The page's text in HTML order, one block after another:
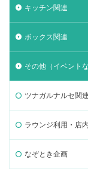
キッチン関連
ボックス関連
その他（イベントな
ツナガルナルセ関
ラウンジ利用・店
なぞとき企画